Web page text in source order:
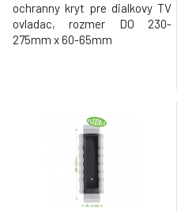
ochranny kryt pre dialkovy TV
ovladac, rozmer DO 230-
275mm x 60-65mm